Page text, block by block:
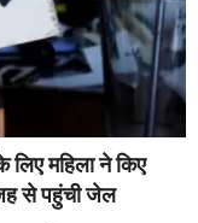
महिला ने किए
से पहुंची जेल